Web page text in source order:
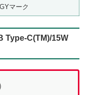
マーク
Type-C(TM)/15W